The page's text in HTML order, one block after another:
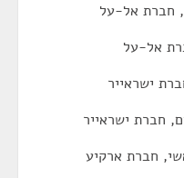
חברת אל-על
אל-על
ישראייר
חברת ישראייר
חברת ארקיע